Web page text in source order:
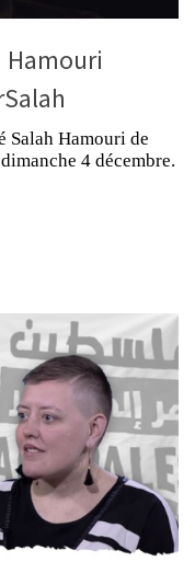
Hamouri
Hamouri de
4 décembre.